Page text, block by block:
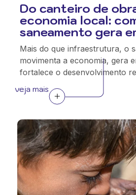
Do canteiro de
economia local:
saneamento gera
Mais do que infraestrutura, o
movimenta a economia, gera
fortalece o desenvolvimento
veja mais